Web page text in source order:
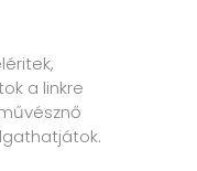
a linkre